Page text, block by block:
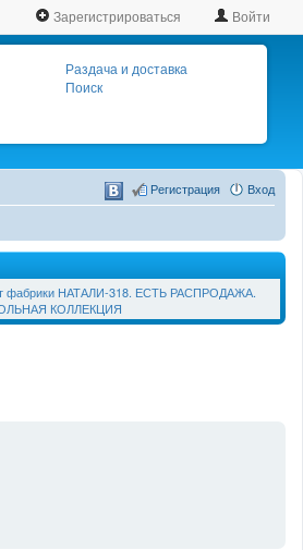
Зарегистрироваться Войти
Раздача и доставка
Поиск
Вход
Регистрация
фабрики НАТАЛИ-318. ЕСТЬ РАСПРОДАЖА.
КОЛЛЕКЦИЯ